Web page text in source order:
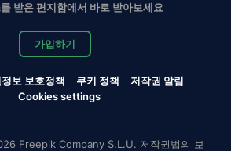
받은 편지함에서 바로 받아보세요
가입하기
보 보호정책 쿠키 정책
저작권 알림
Cookies settings
Freepik Company S.L.U. 저작권법의 보